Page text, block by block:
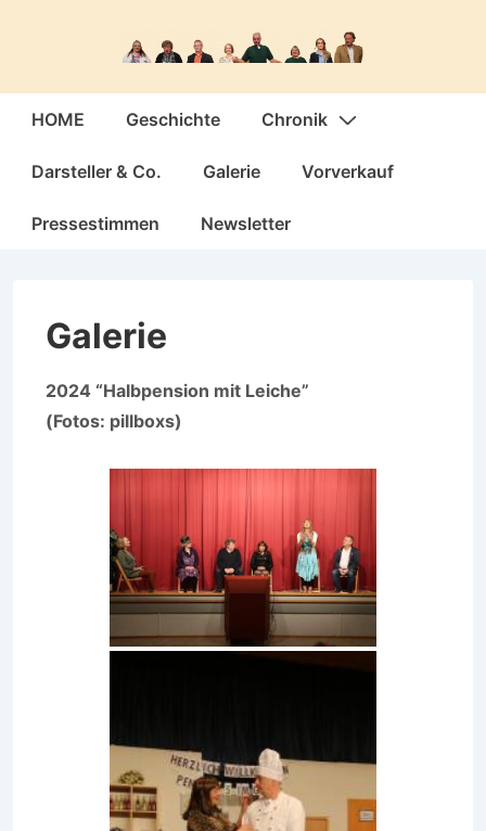
Hauptnavigation
HOME Geschichte Chronik
Darsteller & Co. Galerie Vorverkauf
Pressestimmen Newsletter
Galerie
2024 “Halbpension mit Leiche”
(Fotos: pillboxs)